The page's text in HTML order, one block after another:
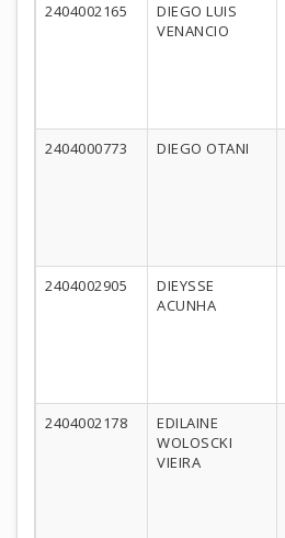
2404002165
DIEGO LUIS
VENANCIO
2404000773 DIEGO OTANI
2404002905
DIEYSSE
ACUNHA
2404002178
EDILAINE
WOLOSCKI
VIEIRA